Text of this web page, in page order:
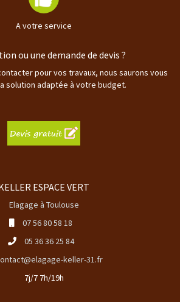
A votre service
ou une demande de devis ?
pour vos travaux, nous saurons vous
solution adaptée à votre budget.
ESPACE VERT
Elagage à Toulouse
07 56 80 58 18
05 36 36 25 84
keller-31.fr
7j/7 7h/19h